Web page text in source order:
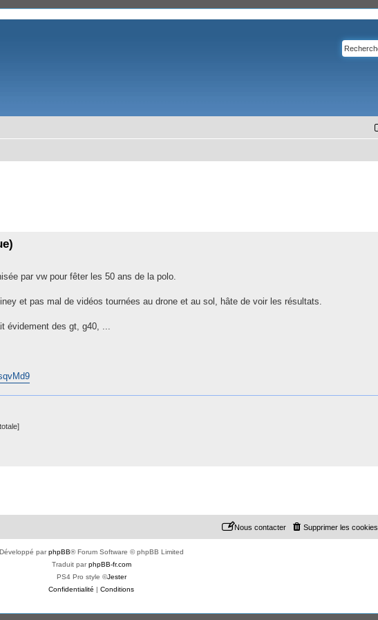
par vw pour fêter les 50 ans de la polo.
et pas mal de vidéos tournées au drone et au sol, hâte de voir les résultats.
évidement des gt, g40, ...
Supprimer les cookies
Nous contacter
Développé parphpBB® Forum Software © phpBB Limited
Traduit parphpBB-fr.com
PS4 Pro style ©Jester
Confidentialité | Conditions